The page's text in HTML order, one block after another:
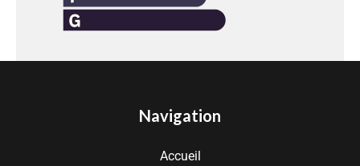
Navigation
Accueil